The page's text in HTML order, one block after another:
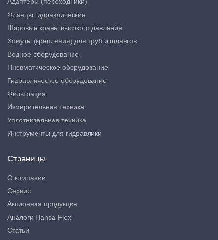
Фланцы гидравлические
Шаровые краны высокого давления
Хомуты (крепления) для труб и шлангов
Водное оборудование
Пневматическое оборудование
Гидравлическое оборудование
Фильтрация
Измерительная техника
Уплотнительная техника
Инструменты для гидравлики
Страницы
О компании
Сервис
Акционная продукция
Аналоги Hansa-Flex
Статьи